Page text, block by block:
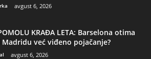
avgust 6, 2026
KRAĐA LETA: Barselona otima
Madridu već viđeno pojačanje?
avgust 6, 2026